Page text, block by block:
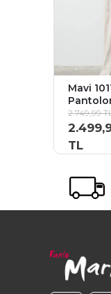
Mavi
2.749,99
TL